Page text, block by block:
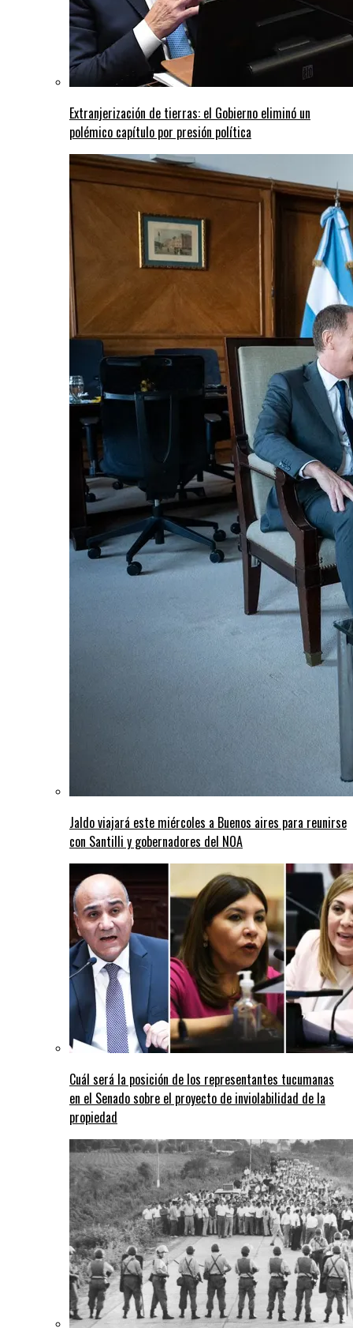
Extranjerización de tierras: el Gobierno eliminó un
polémico capítulo por presión política
Jaldo viajará este miércoles a Buenos aires para reunirse
con Santilli y gobernadores del NOA
Cuál será la posición de los representantes tucumanas
en el Senado sobre el proyecto de inviolabilidad de la
propiedad